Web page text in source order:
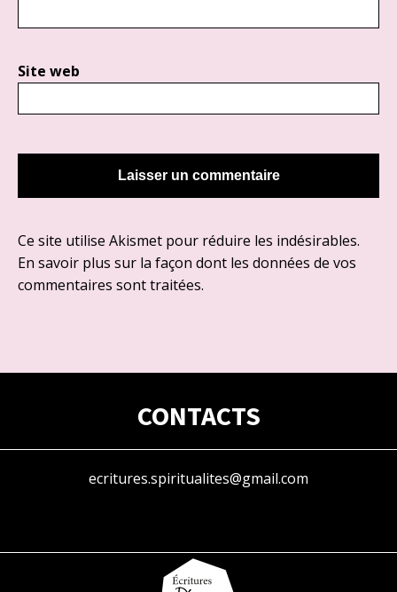
Site web
Ce site utilise Akismet pour réduire les indésirables.
En savoir plus sur la façon dont les données de vos
commentaires sont traitées.
CONTACTS
ecritures.spiritualites@gmail.com